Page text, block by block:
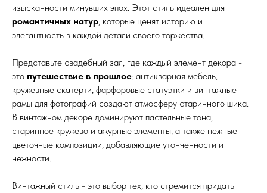
изысканности минувших эпох. Этот стиль идеален для
романтичных натур, которые ценят историю и
элегантность в каждой детали своего торжества.
Представьте свадебный зал, где каждый элемент декора -
это путешествие в прошлое: антикварная мебель,
кружевные скатерти, фарфоровые статуэтки и винтажные
рамы для фотографий создают атмосферу старинного шика.
В винтажном декоре доминируют пастельные тона,
старинное кружево и ажурные элементы, а также нежные
цветочные композиции, добавляющие утонченности и
нежности.
Винтажный стиль - это выбор тех, кто стремится придать